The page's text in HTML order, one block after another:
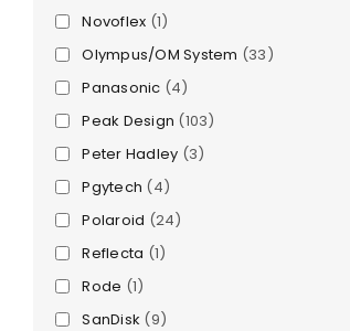
Novoflex (1)
Olympus/OM System (33)
Panasonic (4)
Peak Design (103)
Peter Hadley (3)
Pgytech (4)
Polaroid (24)
Reflecta (1)
Rode (1)
SanDisk (9)